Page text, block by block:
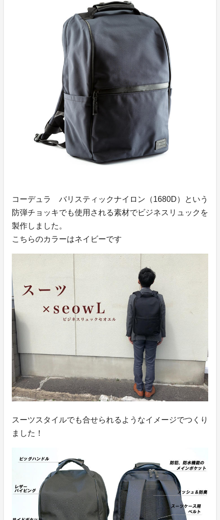
コーデュラ バリスティックナイロン（1680D）
という
防弾チョッキでも使用される素材でビジネスリュックを
製作しました。
こちらのカラーはネイビーです
スーツスタイルでも合せられるようなイメージでつくり
ました！